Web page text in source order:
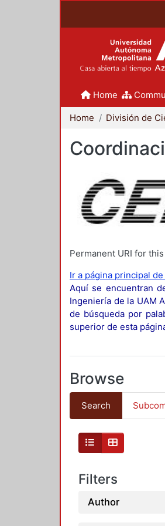
Home
Home
Permanent URI for
Ir a página principal
Aquí se encuentran
Ingeniería de la UAM
de búsqueda por
superior de esta
Browse
Search
Filters
Author